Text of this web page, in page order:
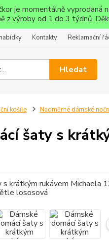
je momentálně
z výroby od 1 do 3 týdnů.
Kontakty Reklamační
Hledat
košile Nadměrné dámské
šaty s